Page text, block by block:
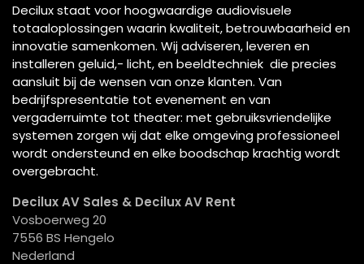
Decilux staat voor hoogwaardige audiovisuele
totaaloplossingen waarin kwaliteit, betrouwbaarheid en
innovatie samenkomen. Wij adviseren, leveren en
installeren geluid,- licht, en beeldtechniek die precies
aansluit bij de wensen van onze klanten. Van
bedrijfspresentatie tot evenement en van
vergaderruimte tot theater: met gebruiksvriendelijke
systemen zorgen wij dat elke omgeving professioneel
wordt ondersteund en elke boodschap krachtig wordt
overgebracht.
Decilux AV Sales & Decilux AV Rent
Vosboerweg 20
7556 BS Hengelo
Nederland